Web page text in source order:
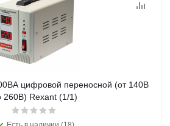
цифровой переносной (от 140В
260В) Rexant (1/1)